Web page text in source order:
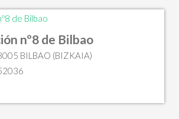
nº8 de Bilbao
BILBAO (BIZKAIA)